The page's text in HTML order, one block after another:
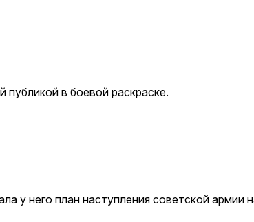
в боевой раскраске.
у него план наступления советской армии